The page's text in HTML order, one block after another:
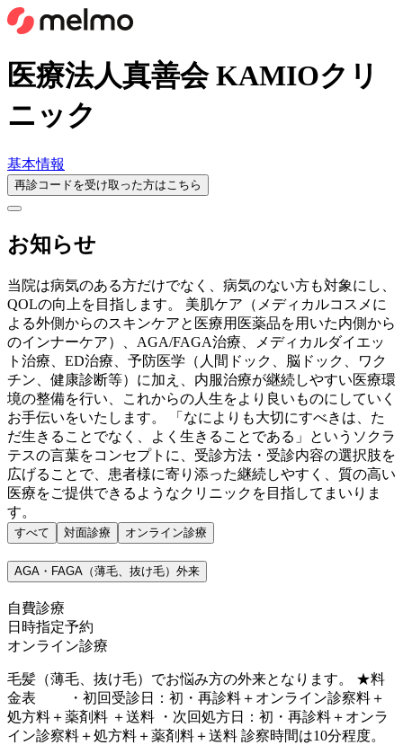
医療法人真善会 KAMIOクリ
ニック
基本情報
再診コードを受け取った方はこちら
お知らせ
当院は病気のある方だけでなく、病気のない方も対象にし、
QOLの向上を目指します。 美肌ケア（メディカルコスメに
よる外側からのスキンケアと医療用医薬品を用いた内側から
のインナーケア）、AGA/FAGA治療、メディカルダイエッ
ト治療、ED治療、予防医学（人間ドック、脳ドック、ワク
チン、健康診断等）に加え、内服治療が継続しやすい医療環
境の整備を行い、これからの人生をより良いものにしていく
お手伝いをいたします。 「なによりも大切にすべきは、た
だ生きることでなく、よく生きることである」というソクラ
テスの言葉をコンセプトに、受診方法・受診内容の選択肢を
広げることで、患者様に寄り添った継続しやすく、質の高い
医療をご提供できるようなクリニックを目指してまいりま
す。
すべて 対面診療 オンライン診療
AGA・FAGA（薄毛、抜け毛）外来
自費診療
日時指定予約
オンライン診療
毛髪（薄毛、抜け毛）でお悩み方の外来となります。 ★料
金表 ・初回受診日：初・再診料＋オンライン診察料＋
処方料＋薬剤料 ＋送料 ・次回処方日：初・再診料＋オンラ
イン診察料＋処方料＋薬剤料＋送料 診察時間は10分程度。